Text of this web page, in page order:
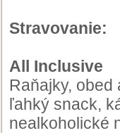
Stravovanie:
All Inclusive
Raňajky,
ľahký snack,
nealkoholické